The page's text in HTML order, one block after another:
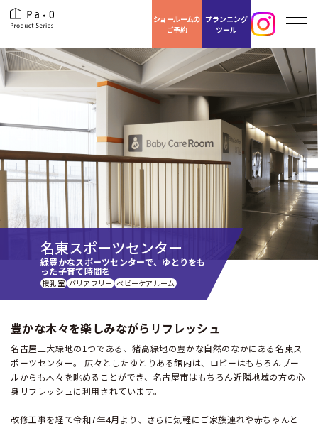
ショールームの
ご予約
プランニング
ツール
名東スポーツセンター
緑豊かなスポーツセンターで、ゆとりをも
った子育て時間を
授乳室 バリアフリー ベビーケアルーム
豊かな木々を楽しみながらリフレッシュ
名古屋三大緑地の1つである、猪高緑地の豊かな自然のなかにある名東ス
ポーツセンター。 広々としたゆとりある館内は、ロビーはもちろんプー
ルからも木々を眺めることができ、名古屋市はもちろん近隣地域の方の心
身リフレッシュに利用されています。
改修工事を経て令和7年4月より、さらに気軽にご家族連れや赤ちゃんと